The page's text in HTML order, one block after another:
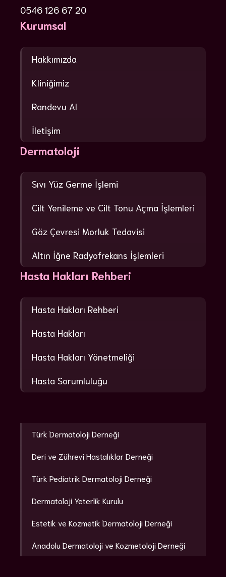
0546 126 67 20
Kurumsal
Hakkımızda
Kliniğimiz
Randevu Al
İletişim
Dermatoloji
Sıvı Yüz Germe İşlemi
Cilt Yenileme ve Cilt Tonu Açma İşlemleri
Göz Çevresi Morluk Tedavisi
Altın İğne Radyofrekans İşlemleri
Hasta Hakları Rehberi
Hasta Hakları Rehberi
Hasta Hakları
Hasta Hakları Yönetmeliği
Hasta Sorumluluğu
Türk Dermatoloji Derneği
Deri ve Zührevi Hastalıklar Derneği
Türk Pediatrik Dermatoloji Derneği
Dermatoloji Yeterlik Kurulu
Estetik ve Kozmetik Dermatoloji Derneği
Anadolu Dermatoloji ve Kozmetoloji Derneği